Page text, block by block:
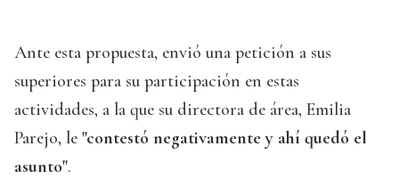
Ante esta propuesta, envió una petición a sus
superiores para su participación en estas
actividades, a la que su directora de área, Emilia
Parejo, le "contestó negativamente y ahí quedó el
asunto".